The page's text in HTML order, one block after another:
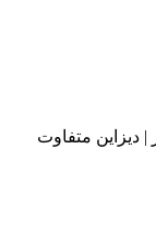
متفاوت